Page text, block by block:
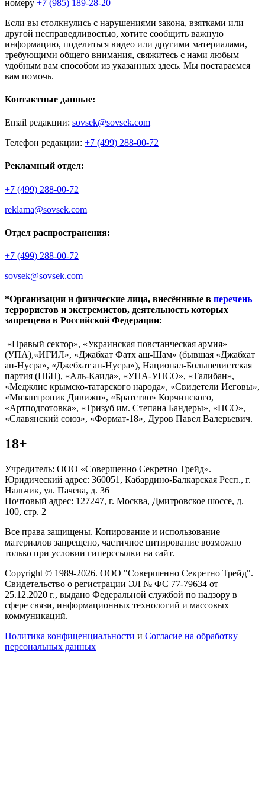
номеру +7 (985) 189-28-20
Если вы столкнулись с нарушениями закона, взятками или
другой несправедливостью, хотите сообщить важную
информацию, поделиться видео или другими материалами,
требующими общего внимания, свяжитесь с нами любым
удобным вам способом из указанных здесь. Мы постараемся
вам помочь.
Контактные данные:
Email редакции: sovsek@sovsek.com
Телефон редакции: +7 (499) 288-00-72
Рекламный отдел:
+7 (499) 288-00-72
reklama@sovsek.com
Отдел распространения:
+7 (499) 288-00-72
sovsek@sovsek.com
*Организации и физические лица, внесённные в перечень
террористов и экстремистов, деятельность которых
запрещена в Российской Федерации:
«Правый сектор», «Украинская повстанческая армия»
(УПА),«ИГИЛ», «Джабхат Фатх аш-Шам» (бывшая «Джабхат
ан-Нусра», «Джебхат ан-Нусра»), Национал-Большевистская
партия (НБП), «Аль-Каида», «УНА-УНСО», «Талибан»,
«Меджлис крымско-татарского народа», «Свидетели Иеговы»,
«Мизантропик Дивижн», «Братство» Корчинского,
«Артподготовка», «Тризуб им. Степана Бандеры», «НСО»,
«Славянский союз», «Формат-18», Дуров Павел Валерьевич.
18+
Учредитель: ООО «Совершенно Секретно Трейд».
Юридический адрес: 360051, Кабардино-Балкарская Респ., г.
Нальчик, ул. Пачева, д. 36
Почтовый адрес: 127247, г. Москва, Дмитровское шоссе, д.
100, стр. 2
Все права защищены. Копирование и использование
материалов запрещено, частичное цитирование возможно
только при условии гиперссылки на сайт.
Copyright © 1989-2026. ООО "Совершенно Секретно Трейд".
Свидетельство о регистрации ЭЛ № ФС 77-79634 от
25.12.2020 г., выдано Федеральной службой по надзору в
сфере связи, информационных технологий и массовых
коммуникаций.
Политика конфиценциальности и Согласие на обработку
персональных данных